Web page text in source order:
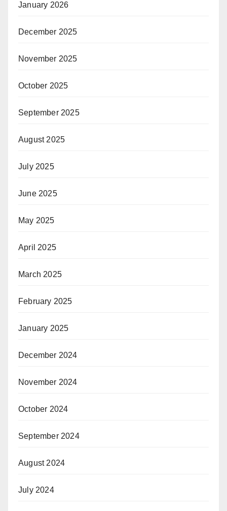
January 2026
December 2025
November 2025
October 2025
September 2025
August 2025
July 2025
June 2025
May 2025
April 2025
March 2025
February 2025
January 2025
December 2024
November 2024
October 2024
September 2024
August 2024
July 2024